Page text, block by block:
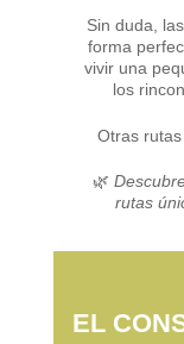
Sin duda,
forma
vivir una
los
Otras
🌿
rutas
EL